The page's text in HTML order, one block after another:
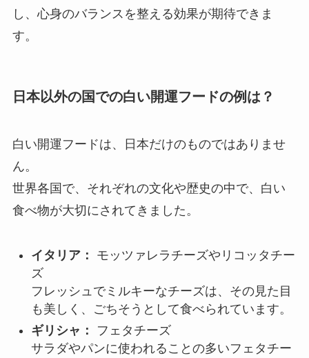
し、心身のバランスを整える効果が期待できま
す。
日本以外の国での白い開運フードの例は？
白い開運フードは、日本だけのものではありませ
ん。
世界各国で、それぞれの文化や歴史の中で、白い
食べ物が大切にされてきました。
イタリア：
モッツァレラチーズやリコッタチー
ズ
フレッシュでミルキーなチーズは、その見た目
も美しく、ごちそうとして食べられています。
ギリシャ：
フェタチーズ
サラダやパンに使われることの多いフェタチー